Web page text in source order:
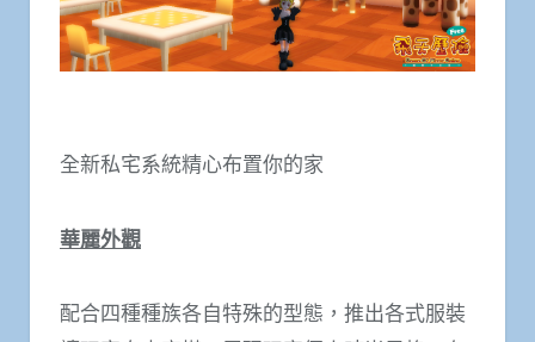
全新私宅系統精心布置你的家
華麗外觀
配合四種種族各自特殊的型態，推出各式服裝